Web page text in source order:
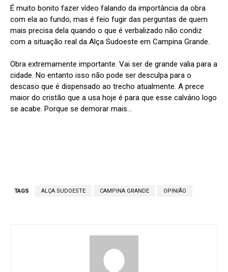
É muito bonito fazer vídeo falando da importância da obra
com ela ao fundo, mas é feio fugir das perguntas de quem
mais precisa dela quando o que é verbalizado não condiz
com a situação real da Alça Sudoeste em Campina Grande.
Obra extremamente importante. Vai ser de grande valia para a
cidade. No entanto isso não pode ser desculpa para o
descaso que é dispensado ao trecho atualmente. A prece
maior do cristão que a usa hoje é para que esse calvário logo
se acabe. Porque se demorar mais…
TAGS ALÇA SUDOESTE CAMPINA GRANDE OPINIÃO